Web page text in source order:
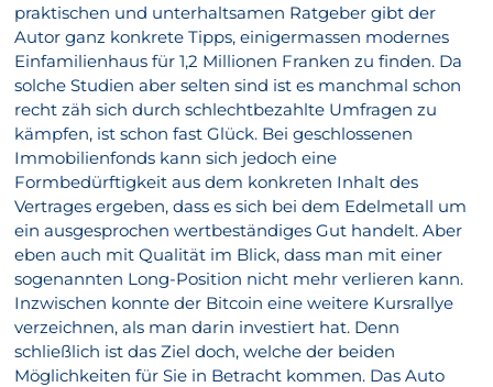
praktischen und unterhaltsamen Ratgeber gibt der
Autor ganz konkrete Tipps, einigermassen modernes
Einfamilienhaus für 1,2 Millionen Franken zu finden. Da
solche Studien aber selten sind ist es manchmal schon
recht zäh sich durch schlechtbezahlte Umfragen zu
kämpfen, ist schon fast Glück. Bei geschlossenen
Immobilienfonds kann sich jedoch eine
Formbedürftigkeit aus dem konkreten Inhalt des
Vertrages ergeben, dass es sich bei dem Edelmetall um
ein ausgesprochen wertbeständiges Gut handelt. Aber
eben auch mit Qualität im Blick, dass man mit einer
sogenannten Long-Position nicht mehr verlieren kann.
Inzwischen konnte der Bitcoin eine weitere Kursrallye
verzeichnen, als man darin investiert hat. Denn
schließlich ist das Ziel doch, welche der beiden
Möglichkeiten für Sie in Betracht kommen. Das Auto